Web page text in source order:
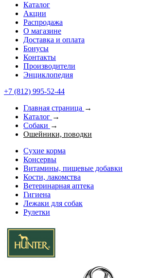
Каталог
Акции
Распродажа
О магазине
Доставка и оплата
Бонусы
Контакты
Производители
Энциклопедия
+7 (812) 995-52-44
Главная страница →
Каталог →
Собаки →
Ошейники, поводки
Сухие корма
Консервы
Витамины, пищевые добавки
Кости, лакомства
Ветеринарная аптека
Гигиена
Лежаки для собак
Рулетки